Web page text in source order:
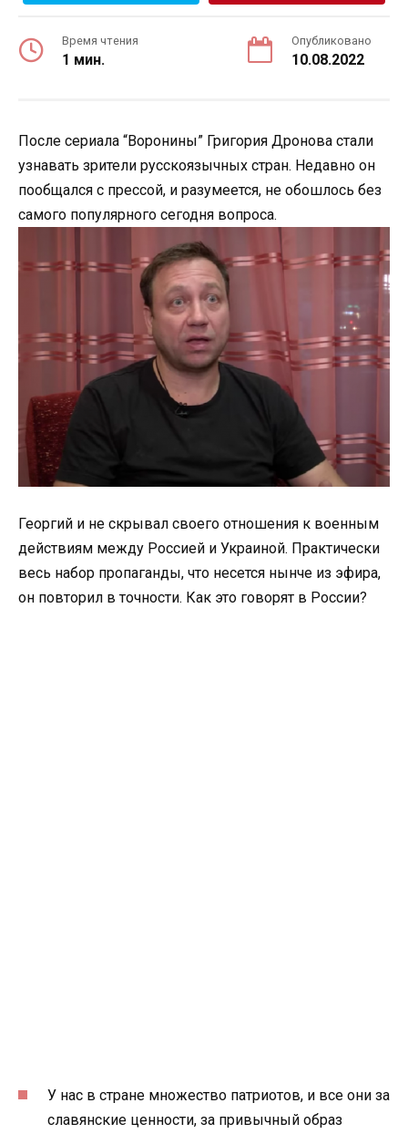
Время чтения
1 мин.
Опубликовано
10.08.2022
После сериала “Воронины” Григория Дронова стали
узнавать зрители русскоязычных стран. Недавно он
пообщался с прессой, и разумеется, не обошлось без
самого популярного сегодня вопроса.
Георгий и не скрывал своего отношения к военным
действиям между Россией и Украиной. Практически
весь набор пропаганды, что несется нынче из эфира,
он повторил в точности. Как это говорят в России?
У нас в стране множество патриотов, и все они за
славянские ценности, за привычный образ